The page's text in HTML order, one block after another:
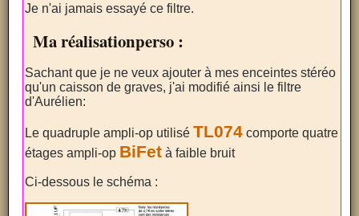
Je n'ai jamais essayé ce filtre.
Ma réalisationperso :
Sachant que je ne veux ajouter à mes enceintes stéréo
qu'un caisson de graves, j'ai modifié ainsi le filtre
d'Aurélien:
Le quadruple ampli-op utiliséTL074 comporte quatre
étages ampli-op BiFet à faible bruit
Ci-dessous le schéma :